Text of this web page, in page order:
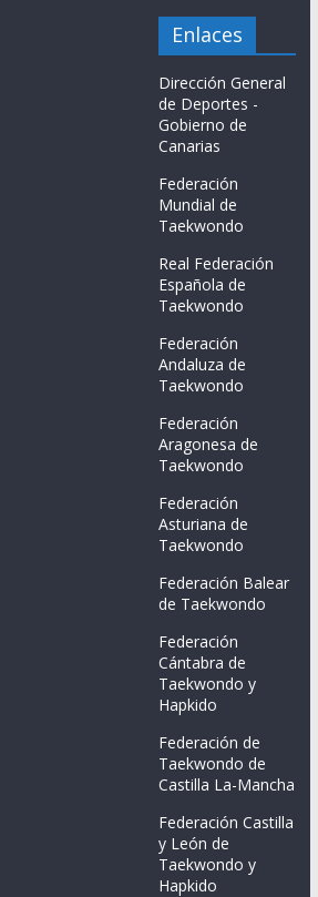
Enlaces
Dirección General
de Deportes -
Gobierno de
Canarias
Federación
Mundial de
Taekwondo
Real Federación
Española de
Taekwondo
Federación
Andaluza de
Taekwondo
Federación
Aragonesa de
Taekwondo
Federación
Asturiana de
Taekwondo
Federación Balear
de Taekwondo
Federación
Cántabra de
Taekwondo y
Hapkido
Federación de
Taekwondo de
Castilla La-Mancha
Federación Castilla
y León de
Taekwondo y
Hapkido